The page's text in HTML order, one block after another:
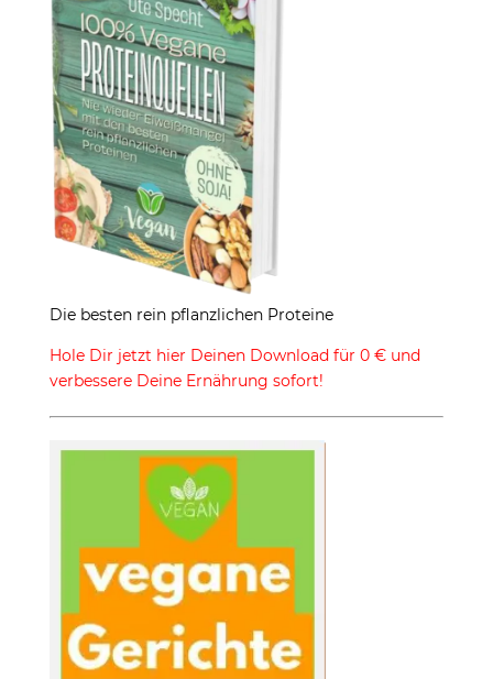
Die besten rein pflanzlichen Proteine
Hole Dir jetzt hier Deinen Download für 0 € und
verbessere Deine Ernährung sofort!